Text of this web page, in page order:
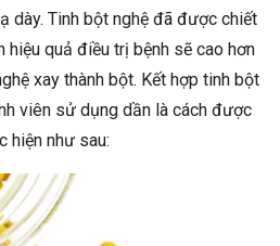
dày. Tinh bột nghệ đã được chiết
hiệu quả điều trị bệnh sẽ cao hơn
xay thành bột. Kết hợp tinh bột
viên sử dụng dần là cách được
hiện như sau: